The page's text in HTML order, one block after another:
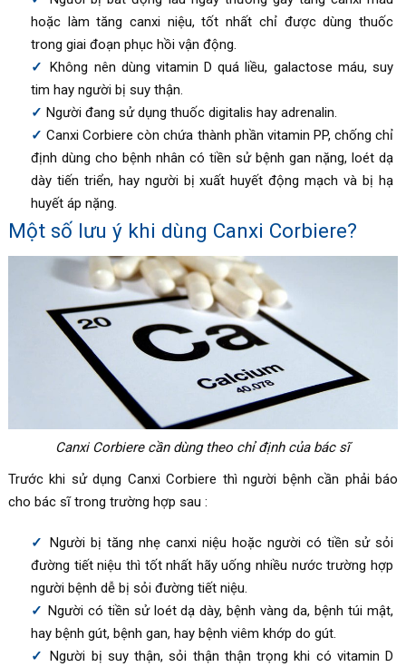
hoặc làm tăng canxi niệu, tốt nhất chỉ được dùng thuốc
trong giai đoạn phục hồi vận động.
Không nên dùng vitamin D quá liều, galactose máu, suy
tim hay người bị suy thận.
Người đang sử dụng thuốc digitalis hay adrenalin.
Canxi Corbiere còn chứa thành phần vitamin PP, chống chỉ
định dùng cho bệnh nhân có tiền sử bệnh gan nặng, loét dạ
dày tiến triển, hay người bị xuất huyết động mạch và bị hạ
huyết áp nặng.
Một số lưu ý khi dùng Canxi Corbiere?
Canxi Corbiere cần dùng theo chỉ định của bác sĩ
Trước khi sử dụng Canxi Corbiere thì người bệnh cần phải báo
cho bác sĩ trong trường hợp sau :
Người bị tăng nhẹ canxi niệu hoặc người có tiền sử sỏi
đường tiết niệu thì tốt nhất hãy uống nhiều nước trường hợp
người bệnh dễ bị sỏi đường tiết niệu.
Người có tiền sử loét dạ dày, bệnh vàng da, bệnh túi mật,
hay bệnh gút, bệnh gan, hay bệnh viêm khớp do gút.
Người bị suy thận, sỏi thận thận trọng khi có vitamin D